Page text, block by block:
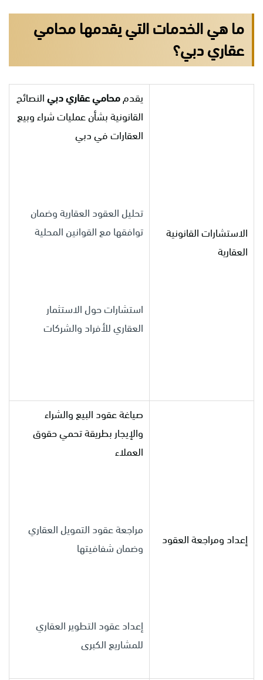
ما هي الخدمات التي يقدمهامحامي
عقاري دبي؟
الاستشارات القانونية
العقارية
يقدممحامي عقاري دبيالنصائح
القانونية بشأن عمليات شراء وبيع
العقارات في دبي
تحليل العقود العقارية وضمان
توافقها مع القوانين المحلية
استشارات حول الاستثمار
العقاري للأفراد والشركات
إعداد ومراجعة العقود
صياغة عقود البيع والشراء
والإيجار بطريقة تحمي حقوق
العملاء
مراجعة عقود التمويل العقاري
وضمان شفافيتها
إعداد عقود التطوير العقاري
للمشاريع الكبرى